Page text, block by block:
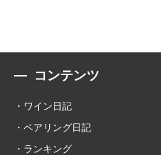
コンテンツ
ワイン日記
ペアリング日記
ランキング